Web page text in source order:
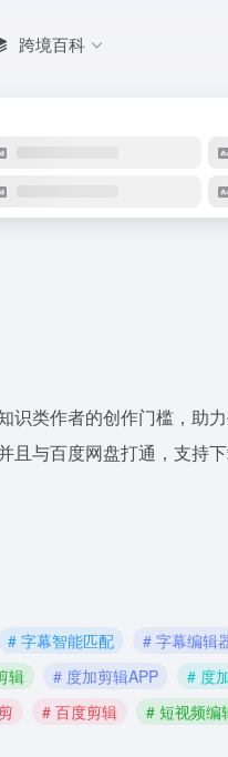
跨境百科
识类作者的创作门槛，助
与百度网盘打通，支持下
# 字幕智能匹配 # 字幕编辑
辑 # 度加剪辑APP
# 度
# 百度剪辑 # 短视频编